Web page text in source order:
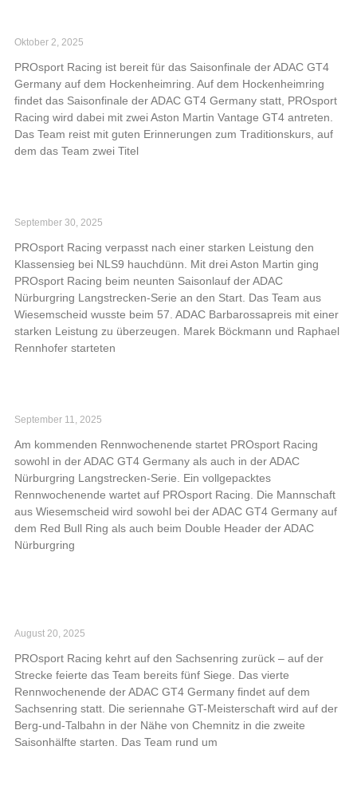
Oktober 2, 2025
PROsport Racing ist bereit für das Saisonfinale der ADAC GT4
Germany auf dem Hockenheimring. Auf dem Hockenheimring
findet das Saisonfinale der ADAC GT4 Germany statt, PROsport
Racing wird dabei mit zwei Aston Martin Vantage GT4 antreten.
Das Team reist mit guten Erinnerungen zum Traditionskurs, auf
dem das Team zwei Titel
September 30, 2025
PROsport Racing verpasst nach einer starken Leistung den
Klassensieg bei NLS9 hauchdünn. Mit drei Aston Martin ging
PROsport Racing beim neunten Saisonlauf der ADAC
Nürburgring Langstrecken-Serie an den Start. Das Team aus
Wiesemscheid wusste beim 57. ADAC Barbarossapreis mit einer
starken Leistung zu überzeugen. Marek Böckmann und Raphael
Rennhofer starteten
September 11, 2025
Am kommenden Rennwochenende startet PROsport Racing
sowohl in der ADAC GT4 Germany als auch in der ADAC
Nürburgring Langstrecken-Serie. Ein vollgepacktes
Rennwochenende wartet auf PROsport Racing. Die Mannschaft
aus Wiesemscheid wird sowohl bei der ADAC GT4 Germany auf
dem Red Bull Ring als auch beim Double Header der ADAC
Nürburgring
August 20, 2025
PROsport Racing kehrt auf den Sachsenring zurück – auf der
Strecke feierte das Team bereits fünf Siege. Das vierte
Rennwochenende der ADAC GT4 Germany findet auf dem
Sachsenring statt. Die seriennahe GT-Meisterschaft wird auf der
Berg-und-Talbahn in der Nähe von Chemnitz in die zweite
Saisonhälfte starten. Das Team rund um